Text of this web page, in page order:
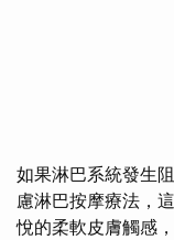
如果淋巴系統發生
慮淋巴按摩療法，
悅的柔軟皮膚觸感